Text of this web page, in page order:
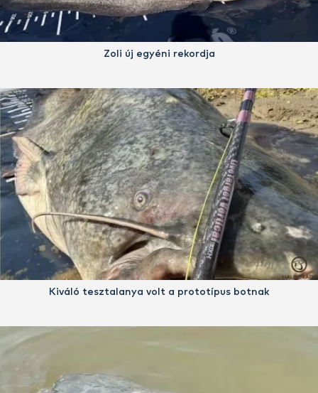
Zoli új egyéni rekordja
Kiváló tesztalanya volt a prototípus botnak